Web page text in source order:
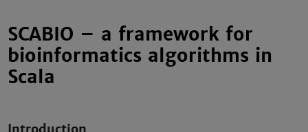
SCABIO – a framework for
bioinformatics algorithms in
Scala